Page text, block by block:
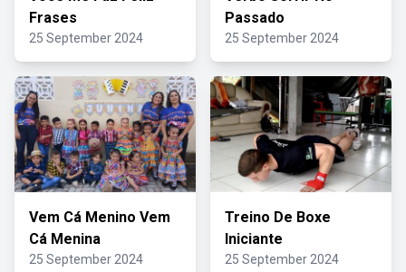
Frases
25 September 2024
Passado
25 September 2024
Vem Cá Menino Vem
Cá Menina
25 September 2024
Treino De Boxe
Iniciante
25 September 2024